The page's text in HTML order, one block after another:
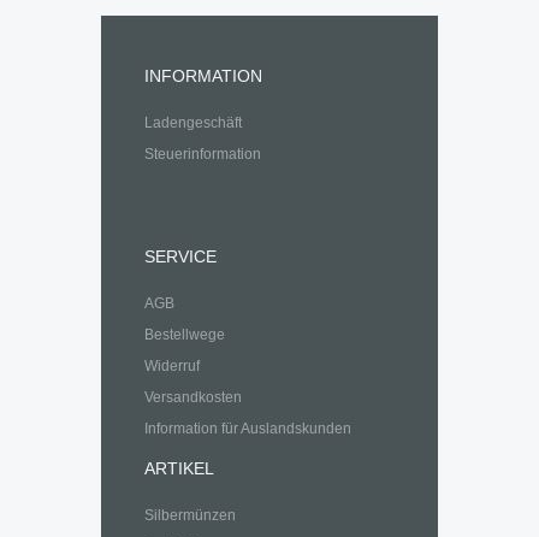
INFORMATION
Ladengeschäft
Steuerinformation
SERVICE
AGB
Bestellwege
Widerruf
Versandkosten
Information für Auslandskunden
ARTIKEL
Silbermünzen